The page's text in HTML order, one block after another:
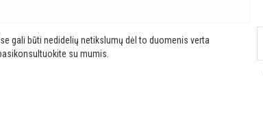
gali būti nedidelių netikslumų dėl to duomenis verta
su mumis.